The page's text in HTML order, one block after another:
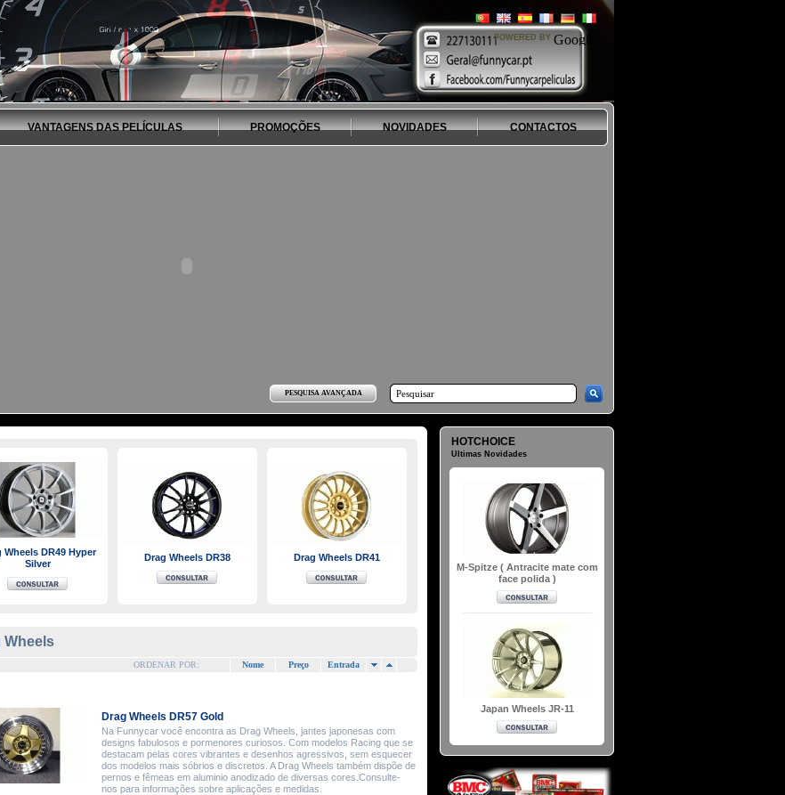
POWERED BY
VANTAGENS DAS PELÍCULAS PROMOÇÕES NOVIDADES CONTACTOS
PESQUISA AVANÇADA
Wheels DR49 Hyper
Silver
Drag Wheels DR38 Drag Wheels DR41
Wheels
ORDENAR POR: Nome Preço Entrada
Drag Wheels DR57 Gold
Na Funnycar você encontra as Drag Wheels, jantes japonesas com
designs fabulosos e pormenores curiosos. Com modelos Racing que se
destacam pelas cores vibrantes e desenhos agressivos, sem esquecer
dos modelos mais sóbrios e discretos. A Drag Wheels também dispõe de
pernos e fêmeas em aluminio anodizado de diversas cores.Consulte-
nos para informações sobre aplicações e medidas.
HOTCHOICE
Ultimas Novidades
M-Spitze ( Antracite mate com
face polida )
Japan Wheels JR-11